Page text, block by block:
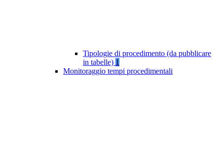
Tipologie di procedimento (da pubblicare
in tabelle) 1
Monitoraggio tempi procedimentali